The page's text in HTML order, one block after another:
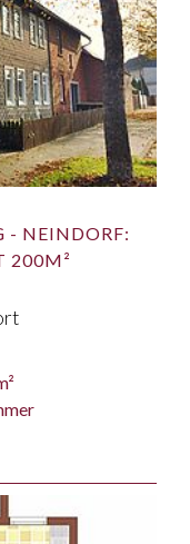
- NEINDORF:
200M²